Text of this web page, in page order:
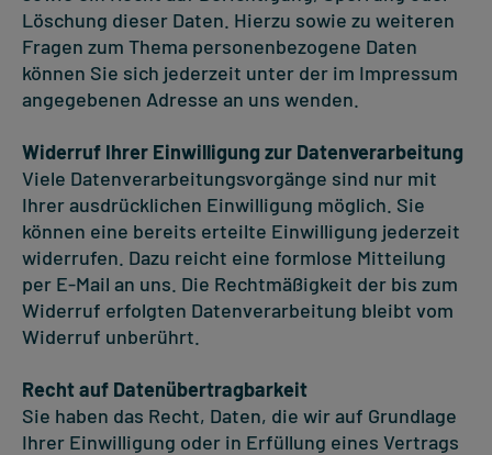
Löschung dieser Daten. Hierzu sowie zu weiteren
Fragen zum Thema personenbezogene Daten
können Sie sich jederzeit unter der im Impressum
angegebenen Adresse an uns wenden.
Widerruf Ihrer Einwilligung zur Datenverarbeitung
Viele Datenverarbeitungsvorgänge sind nur mit
Ihrer ausdrücklichen Einwilligung möglich. Sie
können eine bereits erteilte Einwilligung jederzeit
widerrufen. Dazu reicht eine formlose Mitteilung
per E-Mail an uns. Die Rechtmäßigkeit der bis zum
Widerruf erfolgten Datenverarbeitung bleibt vom
Widerruf unberührt.
Recht auf Datenübertragbarkeit
Sie haben das Recht, Daten, die wir auf Grundlage
Ihrer Einwilligung oder in Erfüllung eines Vertrags